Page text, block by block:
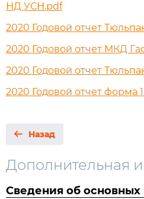
НД УСН.pdf
2020 Годовой отчет
2020 Годовой отчет МКД
2020 Годовой отчет
2020 Годовой отчет форма
Назад
Дополнительная
Сведения об основных